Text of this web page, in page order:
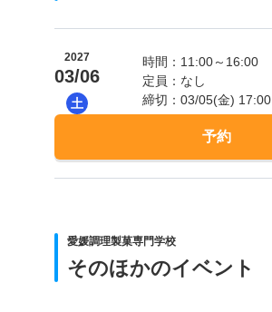
2027
03/06
土
時間：11:00～16:00
定員：なし
締切：03/05(金) 17:00
予約
愛媛調理製菓専門学校
そのほかのイベント